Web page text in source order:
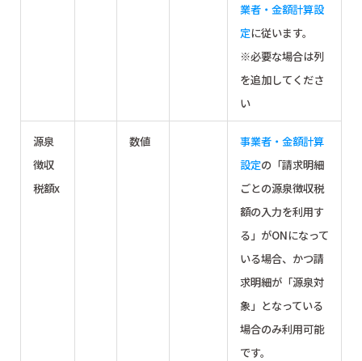
業者・金額計算設
定に従います。
※必要な場合は列
を追加してくださ
い
源泉
徴収
税額x
数値
事業者・金額計算
設定の「請求明細
ごとの源泉徴収税
額の入力を利用す
る」がONになって
いる場合、かつ請
求明細が「源泉対
象」となっている
場合のみ利用可能
です。